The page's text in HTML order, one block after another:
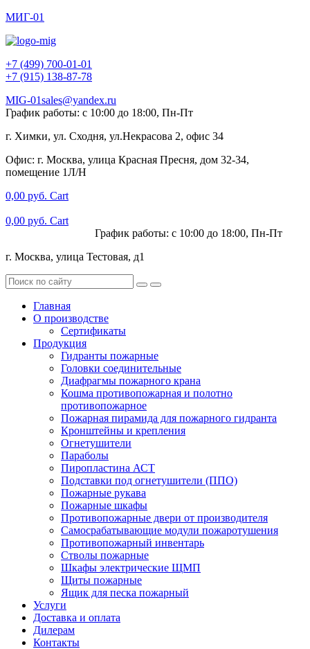
МИГ-01
+7 (499) 700-01-01
+7 (915) 138-87-78
MIG-01sales@yandex.ru
График работы: с 10:00 до 18:00, Пн-Пт
г. Химки, ул. Сходня, ул.Некрасова 2, офис 34
Офис: г. Москва, улица Красная Пресня, дом 32-34,
помещение 1Л/Н
0,00 руб. Cart
0,00 руб. Cart
График работы: с 10:00 до 18:00, Пн-Пт
г. Москва, улица Тестовая, д1
Главная
О производстве
Сертификаты
Продукция
Гидранты пожарные
Головки соединительные
Диафрагмы пожарного крана
Кошма противопожарная и полотно
противопожарное
Пожарная пирамида для пожарного гидранта
Кронштейны и крепления
Огнетушители
Параболы
Пиропластина АСТ
Подставки под огнетушители (ППО)
Пожарные рукава
Пожарные шкафы
Противопожарные двери от производителя
Самосрабатывающие модули пожаротушения
Противопожарный инвентарь
Стволы пожарные
Шкафы электрические ЩМП
Щиты пожарные
Ящик для песка пожарный
Услуги
Доставка и оплата
Дилерам
Контакты